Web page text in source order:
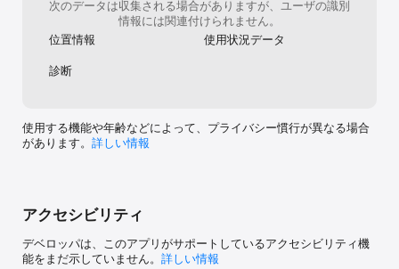
次のデータは収集される場合がありますが、ユーザの識別
情報には関連付けられません。
位置情報
使用状況データ
診断
使用する機能や年齢などによって、プライバシー慣行が異なる場合
があります。 詳しい情報
アクセシビリティ
デベロッパは、このアプリがサポートしているアクセシビリティ機
能をまだ示していません。 詳しい情報